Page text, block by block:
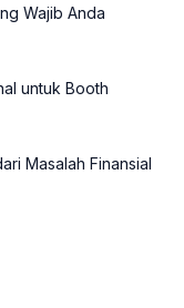
Wajib Anda
untuk Booth
Masalah Finansial